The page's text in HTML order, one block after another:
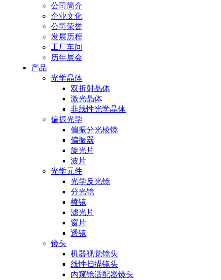
公司简介
企业文化
公司荣誉
发展历程
工厂车间
历年展会
产品
光学晶体
双折射晶体
激光晶体
非线性光学晶体
偏振光学
偏振分光棱镜
偏振器
旋光片
波片
光学元件
光学反光镜
分光镜
棱镜
滤光片
窗片
透镜
镜头
机器视觉镜头
线性扫描镜头
内窥镜适配器镜头